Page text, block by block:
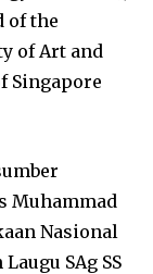
of the
of Art and
Singapore
Muhammad
Nasional
SAg SS